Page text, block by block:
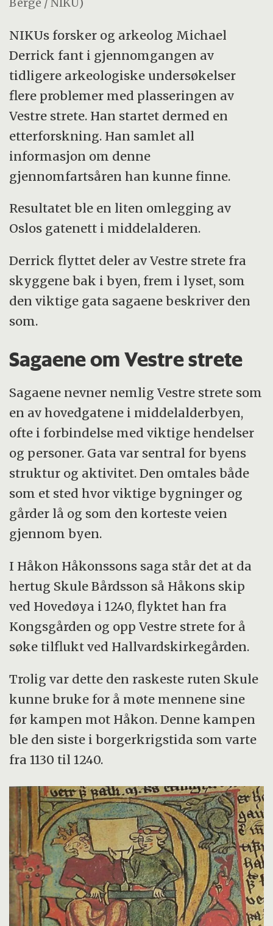
NIKUs forsker og arkeolog Michael
Derrick fant i gjennomgangen av
tidligere arkeologiske undersøkelser
flere problemer med plasseringen av
Vestre strete. Han startet dermed en
etterforskning. Han samlet all
informasjon om denne
gjennomfartsåren han kunne finne.
Resultatet ble en liten omlegging av
Oslos gatenett i middelalderen.
Derrick flyttet deler av Vestre strete fra
skyggene bak i byen, frem i lyset, som
den viktige gata sagaene beskriver den
som.
Sagaene om Vestre strete
Sagaene nevner nemlig Vestre strete som
en av hovedgatene i middelalderbyen,
ofte i forbindelse med viktige hendelser
og personer. Gata var sentral for byens
struktur og aktivitet. Den omtales både
som et sted hvor viktige bygninger og
gårder lå og som den korteste veien
gjennom byen.
I Håkon Håkonssons saga står det at da
hertug Skule Bårdsson så Håkons skip
ved Hovedøya i 1240, flyktet han fra
Kongsgården og opp Vestre strete for å
søke tilflukt ved Hallvardskirkegården.
Trolig var dette den raskeste ruten Skule
kunne bruke for å møte mennene sine
før kampen mot Håkon. Denne kampen
ble den siste i borgerkrigstida som varte
fra 1130 til 1240.